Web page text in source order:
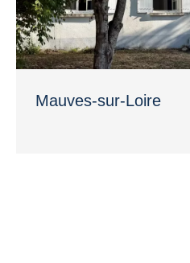
Mauves-sur-Loire